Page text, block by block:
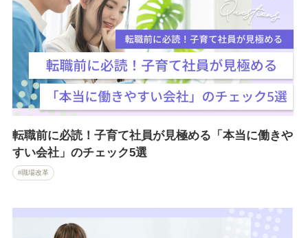
転職前に必読！子育て社員が見極める「本当に働きや
すい会社」のチェック5選
職場改革